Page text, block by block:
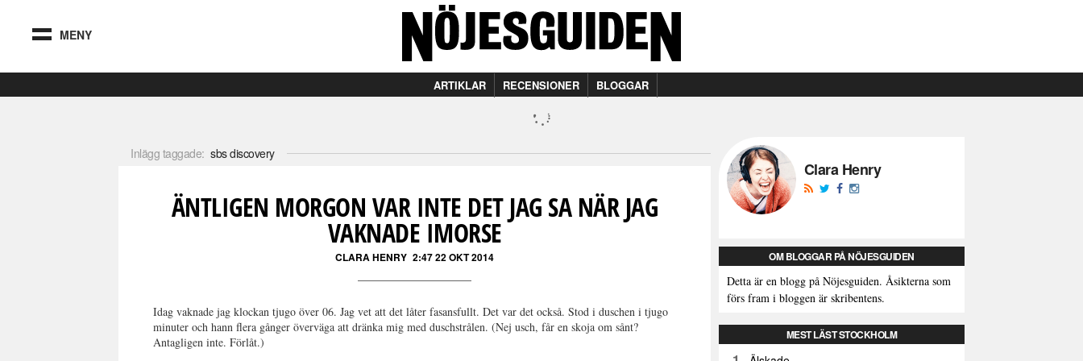
MENY
ARTIKLAR RECENSIONER BLOGGAR
Inlägg taggade: sbs discovery
ÄNTLIGEN MORGON VAR INTE DET JAG SA NÄR JAG
VAKNADE IMORSE
CLARA HENRY 2:47 22 OKT 2014
Idag vaknade jag klockan tjugo över 06. Jag vet att det låter fasansfullt. Det var det också. Stod i duschen i tjugo
minuter och hann flera gånger överväga att dränka mig med duschstrålen. (Nej usch, får en skoja om sånt?
Antagligen inte. Förlåt.)
Clara Henry
OM BLOGGAR PÅ NÖJESGUIDEN
Detta är en blogg på Nöjesguiden. Åsikterna som
förs fram i bloggen är skribentens.
MEST LÄST STOCKHOLM